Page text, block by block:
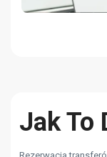
Jak To